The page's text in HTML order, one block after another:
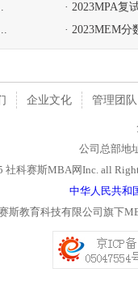
· 2023MPA复
· 2023MEM
企业文化 管理团队
公司总部地
科赛斯MBA网Inc. all
中华人民共和
斯教育科技有限公司旗下